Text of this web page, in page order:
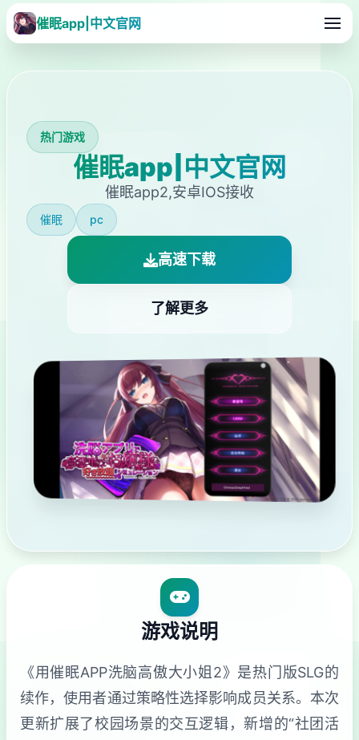
催眠app|中文官网
热门游戏
催眠app|中文官网
催眠app2,安卓IOS接收
催眠 pc
高速下载
了解更多
游戏说明
《用催眠APP洗脑高傲大小姐2》是热门版SLG的
续作，使用者通过策略性选择影响成员关系。本次
更新扩展了校园场景的交互逻辑，新增的“社团活